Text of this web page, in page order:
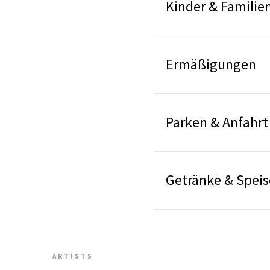
Kinder &
Ermäßigungen
Parken & Anfahrt
Getränke &
ARTISTS